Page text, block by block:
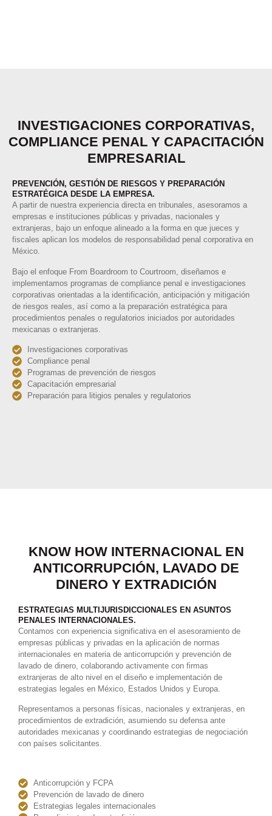
INVESTIGACIONES CORPORATIVAS,
COMPLIANCE PENAL Y CAPACITACIÓN
EMPRESARIAL
PREVENCIÓN, GESTIÓN DE RIESGOS Y PREPARACIÓN
ESTRATÉGICA DESDE LA EMPRESA.
A partir de nuestra experiencia directa en tribunales, asesoramos a
empresas e instituciones públicas y privadas, nacionales y
extranjeras, bajo un enfoque alineado a la forma en que jueces y
fiscales aplican los modelos de responsabilidad penal corporativa en
México.
Bajo el enfoque From Boardroom to Courtroom, diseñamos e
implementamos programas de compliance penal e investigaciones
corporativas orientadas a la identificación, anticipación y mitigación
de riesgos reales, así como a la preparación estratégica para
procedimientos penales o regulatorios iniciados por autoridades
mexicanas o extranjeras.
Investigaciones corporativas
Compliance penal
Programas de prevención de riesgos
Capacitación empresarial
Preparación para litigios penales y regulatorios
KNOW HOW INTERNACIONAL EN
ANTICORRUPCIÓN, LAVADO DE
DINERO Y EXTRADICIÓN
ESTRATEGIAS MULTIJURISDICCIONALES EN ASUNTOS
PENALES INTERNACIONALES.
Contamos con experiencia significativa en el asesoramiento de
empresas públicas y privadas en la aplicación de normas
internacionales en materia de anticorrupción y prevención de
lavado de dinero, colaborando activamente con firmas
extranjeras de alto nivel en el diseño e implementación de
estrategias legales en México, Estados Unidos y Europa.
Representamos a personas físicas, nacionales y extranjeras, en
procedimientos de extradición, asumiendo su defensa ante
autoridades mexicanas y coordinando estrategias de negociación
con países solicitantes.
Anticorrupción y FCPA
Prevención de lavado de dinero
Estrategias legales internacionales